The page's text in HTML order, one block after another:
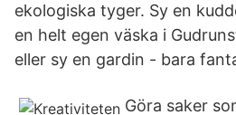
ekologiska tyger. Sy en
en helt egen väska i
eller sy en gardin - bara
Göra saker